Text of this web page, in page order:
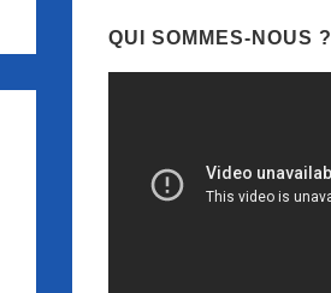
QUI SOMMES-NOUS ?